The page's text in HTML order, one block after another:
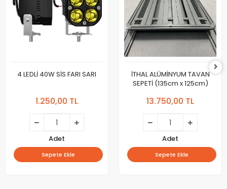
4 LEDLİ 40W SİS FARI SARI
1.250,00 TL
Adet
Sepete Ekle
İTHAL ALÜMİNYUM TAVAN
SEPETİ (135cm x 125cm)
13.750,00 TL
Adet
Sepete Ekle